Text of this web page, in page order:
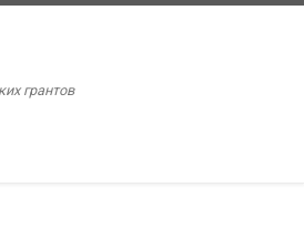
грантов